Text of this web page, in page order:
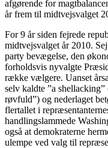
afgørende for
år frem til midtvejsvalget
For 9 år siden fejrede
midtvejsvalget år 2010.
party bevægelse, den
forholdsvis nyvalgte
række vælgere. Uanset
selv kaldte ”a
røvfuld”) og nederlaget
flertallet i
handlingslammede
også at demokraterne
ulempe ved valg til